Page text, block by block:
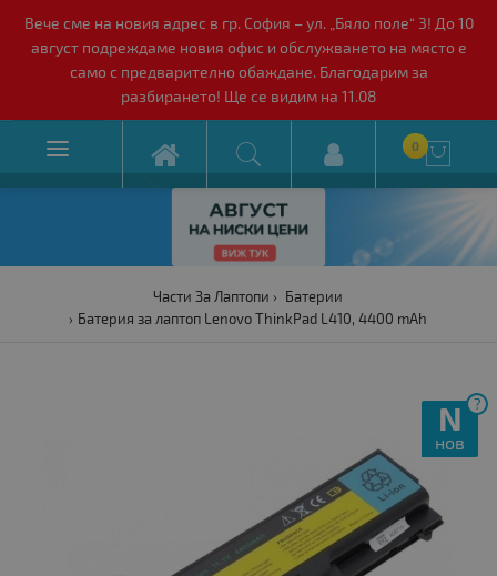
Вече сме на новия адрес в гр. София – ул. „Бяло поле“ 3! До 10
август подреждаме новия офис и обслужването на място е
само с предварително обаждане. Благодарим за
разбирането! Ще се видим на 11.08
 0 
Части За Лаптопи
Батерии
Батерия за лаптоп Lenovo ThinkPad L410, 4400 mAh
?
N
нов